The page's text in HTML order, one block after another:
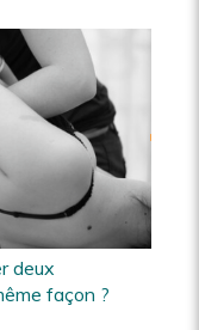
deux
façon ?